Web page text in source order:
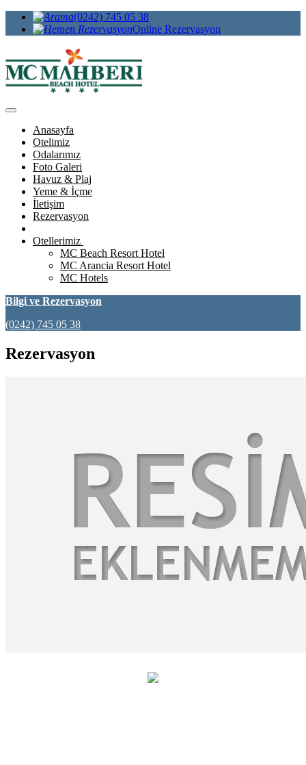
(0242) 745 05 38
Online Rezervasyon
Anasayfa
Otelimiz
Odalarımız
Foto Galeri
Havuz & Plaj
Yeme & İçme
İletişim
Rezervasyon
Otellerimiz
MC Beach Resort Hotel
MC Arancia Resort Hotel
MC Hotels
Bilgi ve Rezervasyon
(0242) 745 05 38
Rezervasyon